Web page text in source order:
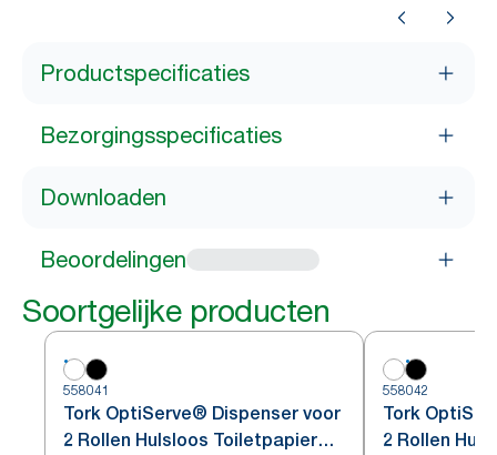
Productspecificaties
Bezorgingsspecificaties
Downloaden
Beoordelingen
Soortgelijke producten
558041
Tork OptiServe® Dispenser voor
2 Rollen Hulsloos Toiletpapier
558042
Tork
2 Rollen